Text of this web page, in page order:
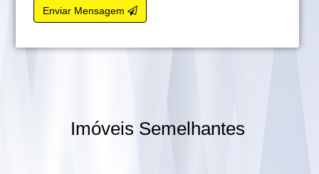
Enviar Mensagem
Imóveis Semelhantes